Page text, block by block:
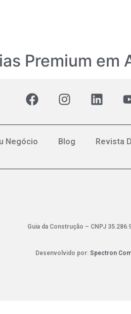
Premium em
Negócio Blog Revista
Guia da Construção – CNPJ
Desenvolvido por: Spectron